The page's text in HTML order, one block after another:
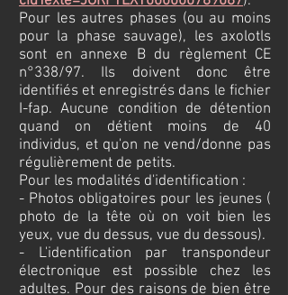
Pour les autres phases (ou au moins
pour la phase sauvage), les axolotls
sont en annexe B du règlement CE
n°338/97. Ils doivent donc être
identifiés et enregistrés dans le fichier
I-fap. Aucune condition de détention
quand on détient moins de 40
individus, et qu'on ne vend/donne pas
régulièrement de petits.
Pour les modalités d'identification :
- Photos obligatoires pour les jeunes (
photo de la tête où on voit bien les
yeux, vue du dessus, vue du dessous).
- L'identification par transpondeur
électronique est possible chez les
adultes. Pour des raisons de bien être